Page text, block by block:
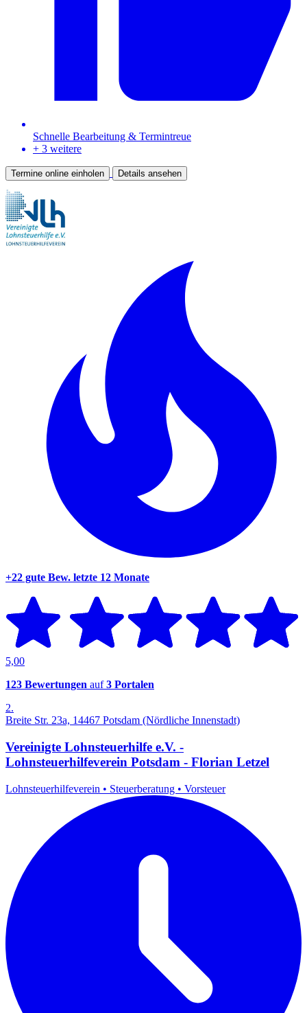
Schnelle Bearbeitung & Termintreue
+ 3 weitere
Termine online einholen Details ansehen
+22 gute Bew. letzte 12 Monate
5,00
123 Bewertungen auf3 Portalen
2.
Breite Str. 23a, 14467 Potsdam (Nördliche Innenstadt)
Vereinigte Lohnsteuerhilfe e.V. -
Lohnsteuerhilfeverein Potsdam - Florian Letzel
Lohnsteuerhilfeverein • Steuerberatung • Vorsteuer